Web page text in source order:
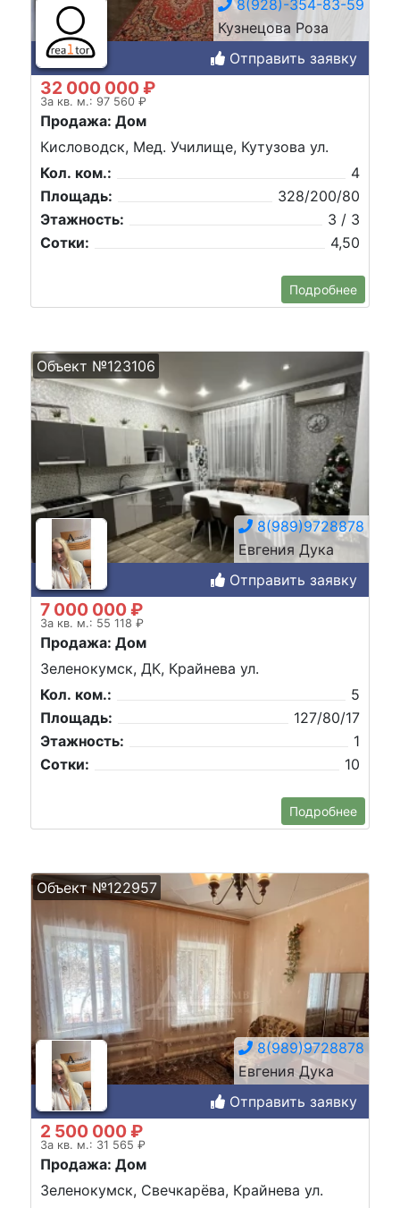
8(928)-354-83-59
Кузнецова Роза
Отправить заявку
32 000 000 ₽
За кв. м.: 97 560 ₽
Продажа: Дом
Кисловодск, Мед. Училище, Кутузова ул.
Кол. ком.:
4
Площадь:
328/200/80
Этажность:
3 / 3
Сотки:
4,50
Подробнее
Объект №123106
8(989)9728878
Евгения Дука
Отправить заявку
7 000 000 ₽
За кв. м.: 55 118 ₽
Продажа: Дом
Зеленокумск, ДК, Крайнева ул.
Кол. ком.:
5
Площадь:
127/80/17
Этажность:
1
Сотки:
10
Подробнее
Объект №122957
8(989)9728878
Евгения Дука
Отправить заявку
2 500 000 ₽
За кв. м.: 31 565 ₽
Продажа: Дом
Зеленокумск, Свечкарёва, Крайнева ул.